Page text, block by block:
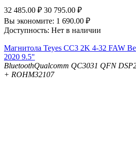
32 485.00 ₽ 30 795.00 ₽
Вы экономите: 1 690.00 ₽
Доступность: Нет в наличии
Магнитола Teyes CC3 2K 4-32 FAW
2020 9.5"
BluetoothQualcomm QC3031 QFN DSP
+ ROHM32107